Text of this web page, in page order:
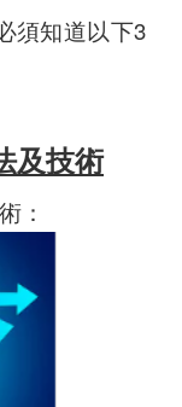
須知道以下3
及技術
：